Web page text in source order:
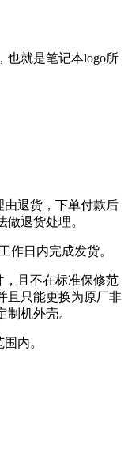
也就是笔记本logo所
由退货，下单付款后
退货处理。
作日内完成发货。
，且不在标准保修范
且只能更换为原厂非
机外壳。
内。